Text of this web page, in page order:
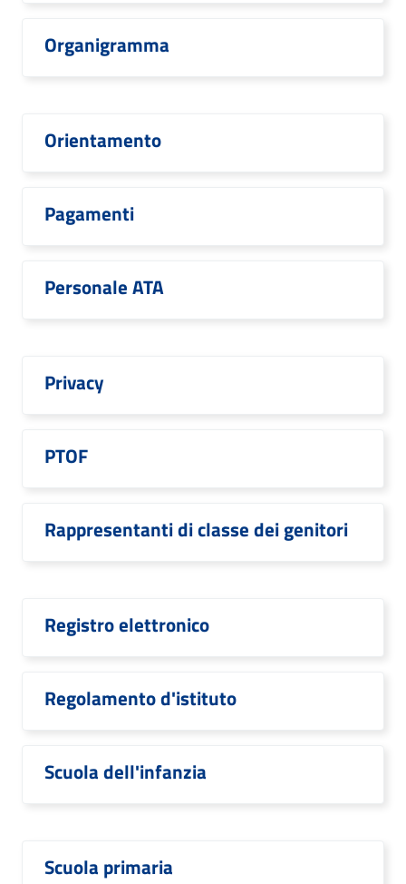
Organigramma
Orientamento
Pagamenti
Personale ATA
Privacy
PTOF
Rappresentanti di classe dei genitori
Registro elettronico
Regolamento d'istituto
Scuola dell'infanzia
Scuola primaria